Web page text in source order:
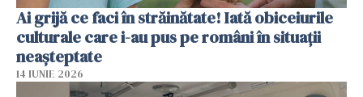
Ai grijă ce faci în străinătate! Iată obiceiurile
culturale care i-au pus pe români în situații
neașteptate
14 IUNIE 2026